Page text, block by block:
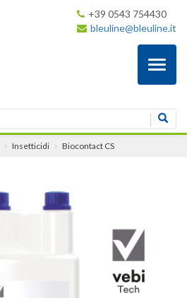
+39 0543 754430
bleuline@bleuline.it
Insetticidi Biocontact CS